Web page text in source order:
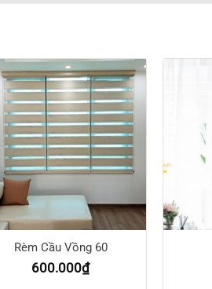
Rèm Cầu Vồng 60
600.000₫